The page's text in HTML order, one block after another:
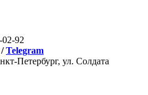
92
/Telegram
Петербург, ул. Солдата